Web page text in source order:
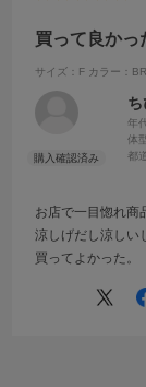
買って良かっ
サイズ：F カラー：
年
体
都
お店で一目惚れ商
涼しげだし涼しい
買ってよかった。